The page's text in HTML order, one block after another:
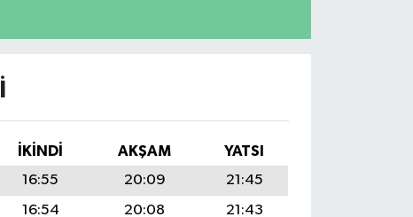
İKINDI AKŞAM
YATSI
16:55 20:09
21:45
16:54 20:08
21:43